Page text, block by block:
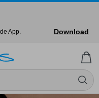
App.
Download